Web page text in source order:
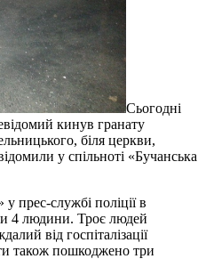
Сьогодні
кинув гранату
біля церкви,
у спільноті «Бучанська
прес-службі поліції в
4 людини. Троє людей
від госпіталізації
також пошкоджено три